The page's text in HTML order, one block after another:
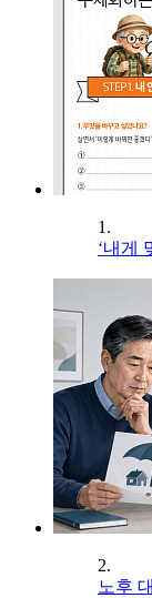
1.
‘내게
2.
노후